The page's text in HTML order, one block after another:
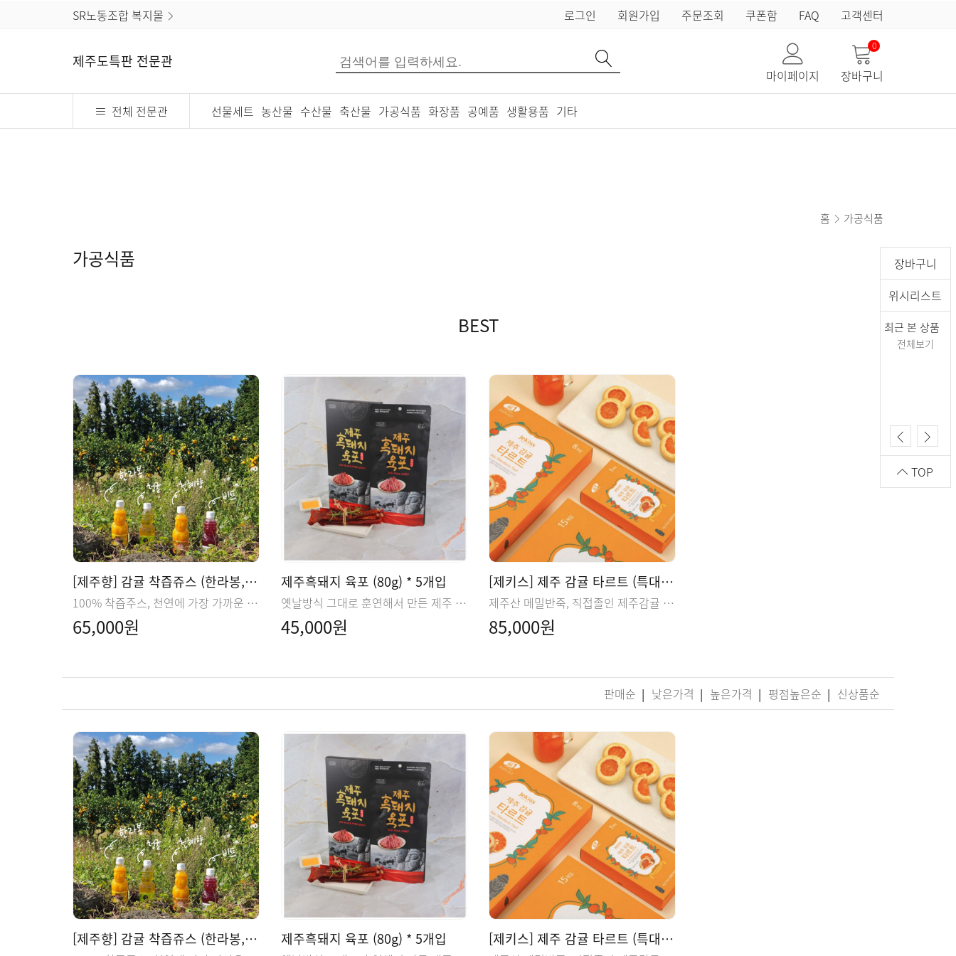
SR노동조합 복지몰 로그인 회원가입 주문조회 쿠폰함 FAQ 고객센터
제주도특판 전문관
마이페이지
0
장바구니
전체 전문관 선물세트 농산물 수산물 축산물 가공식품 화장품 공예품 생활용품 기타
홈 가공식품
가공식품
BEST
[제주향] 감귤 착즙쥬스 (한라봉, 천혜향, 청귤)
100% 착즙주스, 천연에 가장 가까운 맛과 향
65,000원
제주흑돼지 육포 (80g) * 5개입
옛날방식 그대로 훈연해서 만든 제주 흑돼지 육포. 친환경 사육농법으로 길러낸 흑돼지.
45,000원
[제키스] 제주 감귤 타르트 (특대) 15개입 * 5box
제주산 메밀반죽, 직접졸인 제주감귤 잼, 상큼 달콤한 타르트
85,000원
판매순 | 낮은가격 | 높은가격 | 평점높은순 | 신상품순
[제주향] 감귤 착즙쥬스 (한라봉, 천혜향, 청귤) 제주흑돼지 육포 (80g) * 5개입 [제키스] 제주 감귤 타르트 (특대) 15개입 * 5box
장바구니
위시리스트
최근 본 상품
전체보기
TOP